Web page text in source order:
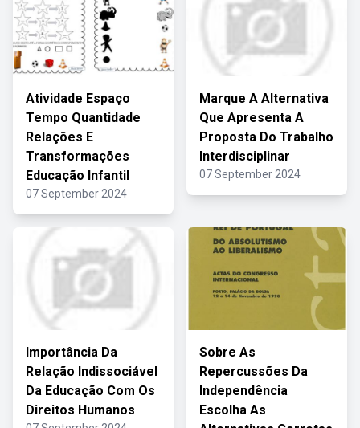
Atividade Espaço
Tempo Quantidade
Relações E
Transformações
Educação Infantil
07 September 2024
Marque A Alternativa
Que Apresenta A
Proposta Do Trabalho
Interdisciplinar
07 September 2024
Importância Da
Relação Indissociável
Da Educação Com Os
Direitos Humanos
Sobre As
Repercussões Da
Independência
Escolha As